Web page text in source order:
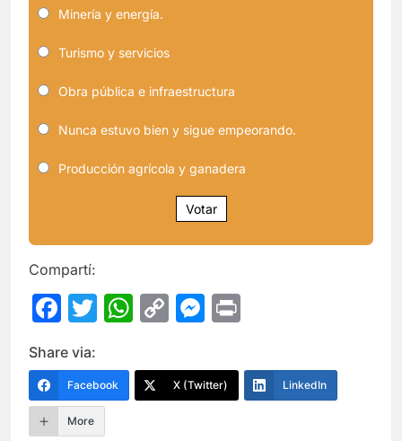
Minería y energía.
Turismo y servicios
Obra pública e infraestructura
Nunca estuvo bien y sigue empeorando.
Producción agrícola y ganadera
Votar
Compartí:
Facebook
Twitter
WhatsApp
CopyMessenger
Share via:
Facebook X (Twitter) LinkedIn
More